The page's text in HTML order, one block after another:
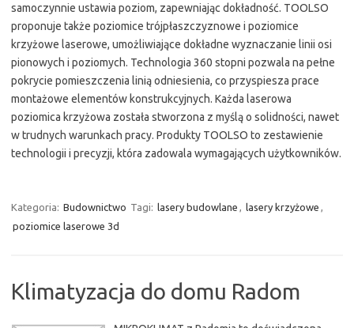
samoczynnie ustawia poziom, zapewniając dokładność. TOOLSO
proponuje także poziomice trójpłaszczyznowe i poziomice
krzyżowe laserowe, umożliwiające dokładne wyznaczanie linii osi
pionowych i poziomych. Technologia 360 stopni pozwala na pełne
pokrycie pomieszczenia linią odniesienia, co przyspiesza prace
montażowe elementów konstrukcyjnych. Każda laserowa
poziomica krzyżowa została stworzona z myślą o solidności, nawet
w trudnych warunkach pracy. Produkty TOOLSO to zestawienie
technologii i precyzji, która zadowala wymagających użytkowników.
Kategoria: Budownictwo Tagi: lasery budowlane , lasery krzyżowe ,
poziomice laserowe 3d
Klimatyzacja do domu Radom